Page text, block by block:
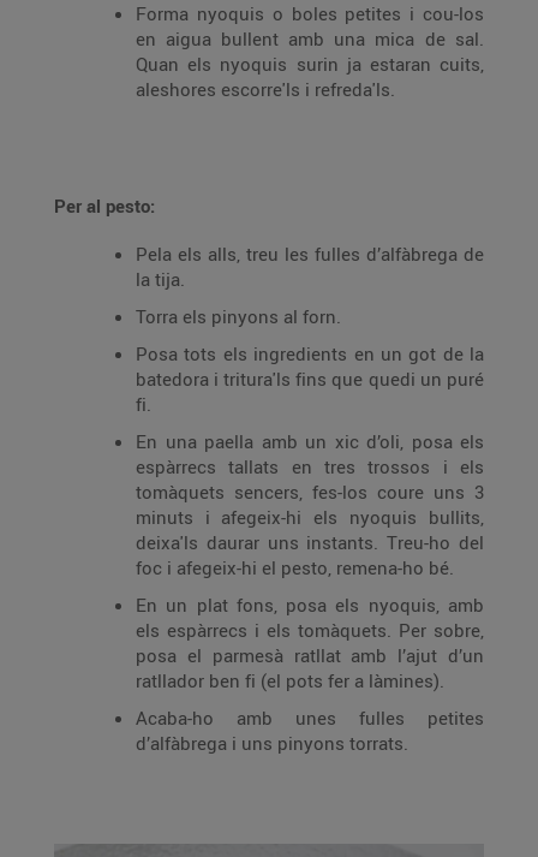
Forma nyoquis o boles petites i cou-los
en aigua bullent amb una mica de sal.
Quan els nyoquis surin ja estaran cuits,
aleshores escorre'ls i refreda'ls.
Per al pesto:
Pela els alls, treu les fulles d’alfàbrega de
la tija.
Torra els pinyons al forn.
Posa tots els ingredients en un got de la
batedora i tritura'ls fins que quedi un puré
fi.
En una paella amb un xic d’oli, posa els
espàrrecs tallats en tres trossos i els
tomàquets sencers, fes-los coure uns 3
minuts i afegeix-hi els nyoquis bullits,
deixa'ls daurar uns instants. Treu-ho del
foc i afegeix-hi el pesto, remena-ho bé.
En un plat fons, posa els nyoquis, amb
els espàrrecs i els tomàquets. Per sobre,
posa el parmesà ratllat amb l’ajut d’un
ratllador ben fi (el pots fer a làmines).
Acaba-ho amb unes fulles petites
d’alfàbrega i uns pinyons torrats.